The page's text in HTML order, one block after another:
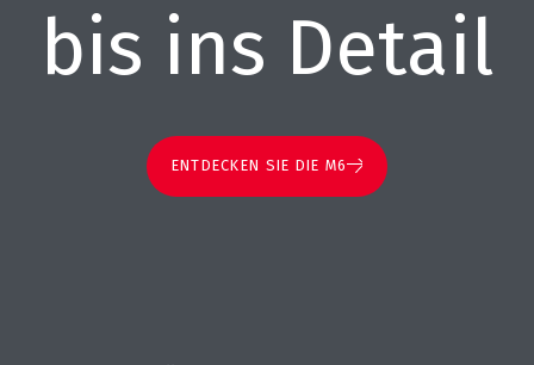
bis ins Detail
ENTDECKEN SIE DIE M6